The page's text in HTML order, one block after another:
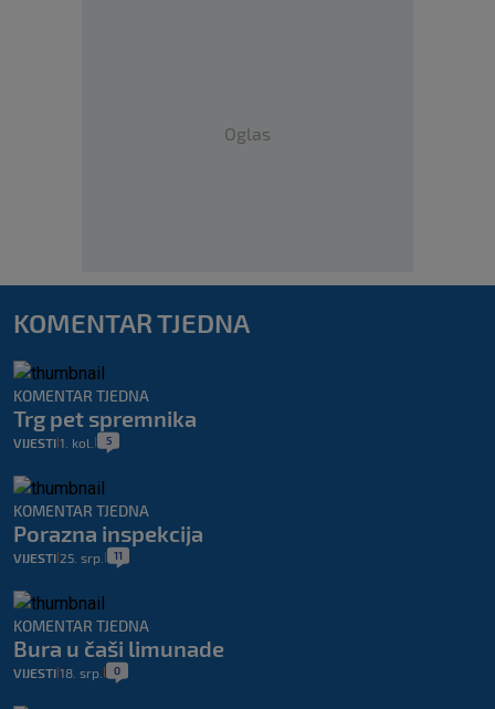
Oglas
KOMENTAR TJEDNA
KOMENTAR TJEDNA
Trg pet spremnika
VIJESTI 1. kol. 5
KOMENTAR TJEDNA
Porazna inspekcija
VIJESTI 25. srp. 11
KOMENTAR TJEDNA
Bura u čaši limunade
VIJESTI 18. srp. 0